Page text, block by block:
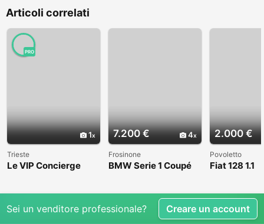
Articoli correlati
1
PRO
Trieste
Le VIP Concierge
7.200 € 4
Frosinone
BMW Serie 1 Coupé
2.000 €
Povoletto
Fiat 128 1.1
Sei un venditore professionale? Creare un account